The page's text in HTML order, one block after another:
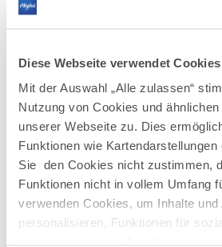
Diese Webseite verwendet Cookies
Mit der Auswahl „Alle zulassen“
Nutzung von Cookies und
unserer Webseite zu. Dies
Funktionen wie
Sie den Cookies nicht zustimmen,
Funktionen nicht in vollem Umfang
verwenden Cookies, um Inhalte und
personalisieren, Funktionen für
AUF DER KARTE ANZEIGEN